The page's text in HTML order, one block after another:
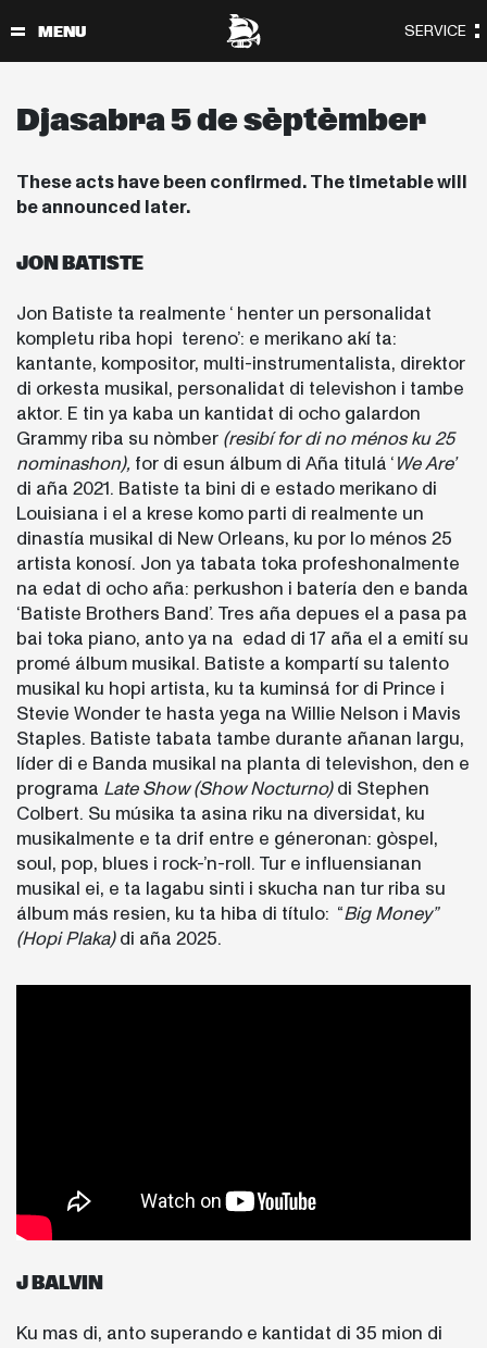
Djasabra 5 de sèptèmber
These acts have been confirmed. The timetable will
be announced later.
JON BATISTE
Jon Batiste ta realmente ‘ henter un personalidat
kompletu riba hopi tereno’: e merikano akí ta:
kantante, kompositor, multi-instrumentalista, direktor
di orkesta musikal, personalidat di televishon i tambe
aktor. E tin ya kaba un kantidat di ocho galardon
Grammy riba su nòmber (resibí for di no ménos ku 25
nominashon), for di esun álbum di Aña titulá ‘We Are’
di aña 2021. Batiste ta bini di e estado merikano di
Louisiana i el a krese komo parti di realmente un
dinastía musikal di New Orleans, ku por lo ménos 25
artista konosí. Jon ya tabata toka profeshonalmente
na edat di ocho aña: perkushon i batería den e banda
‘Batiste Brothers Band’. Tres aña depues el a pasa pa
bai toka piano, anto ya na edad di 17 aña el a emití su
promé álbum musikal. Batiste a kompartí su talento
musikal ku hopi artista, ku ta kuminsá for di Prince i
Stevie Wonder te hasta yega na Willie Nelson i Mavis
Staples. Batiste tabata tambe durante añanan largu,
líder di e Banda musikal na planta di televishon, den e
programa Late Show(Show Nocturno)di Stephen
Colbert. Su músika ta asina riku na diversidat, ku
musikalmente e ta drif entre e géneronan: gòspel,
soul, pop, blues i rock-’n-roll. Tur e influensianan
musikal ei, e ta lagabu sinti i skucha nan tur riba su
álbum más resien, ku ta hiba di título: “Big Money”
(Hopi Plaka)di aña 2025.
J BALVIN
Ku mas di, anto superando e kantidat di 35 mion di